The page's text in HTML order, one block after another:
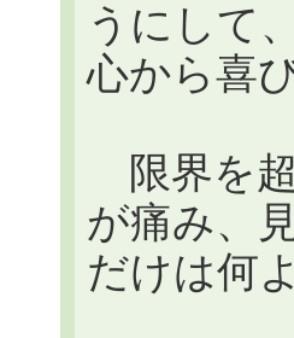
うにして
心から喜
限界を
が痛み、
だけは何